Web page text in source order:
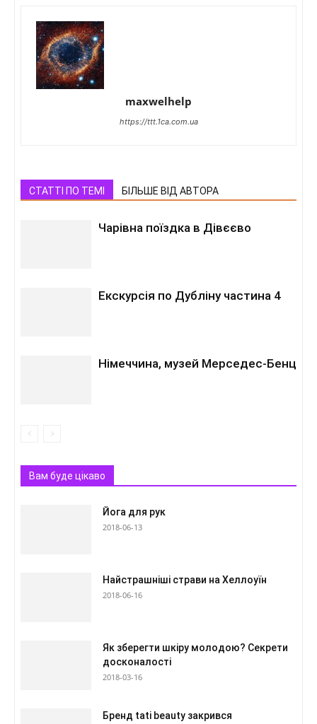
maxwelhelp
https://ttt.1ca.com.ua
СТАТТІ ПО ТЕМІ БІЛЬШЕ ВІД АВТОРА
Чарівна поїздка в Дівєєво
Екскурсія по Дубліну частина 4
Німеччина, музей Мерседес-Бенц
Вам буде цікаво
Йога для рук
2018-06-13
Найстрашніші страви на Хеллоуїн
2018-06-16
Як зберегти шкіру молодою? Секрети
досконалості
2018-03-16
Бренд tati beauty закрився